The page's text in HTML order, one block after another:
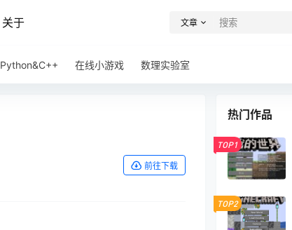
关于 文章
Python&C++ 在线小游戏 数理实验室
前往下载
热门作品
TOP1
TOP2